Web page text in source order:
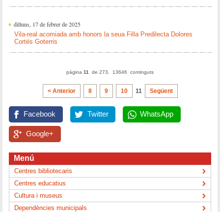
dilluns, 17 de febrer de 2025
Vila-real acomiada amb honors la seua Filla Predilecta Dolores
Cortés Goterris
pàgina 11 de 273, 13646 continguts
< Anterior 8 9 10 11 Següent
Facebook Twitter WhatsApp
Google+
Menú
Centres bibliotecaris
Centres educatius
Cultura i museus
Dependències municipals